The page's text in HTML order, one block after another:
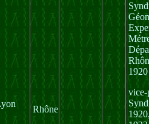
Rhône
1920
vice-